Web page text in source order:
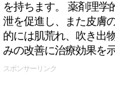
を持ちます。 薬剤理学
泄を促進し、また皮膚
的には肌荒れ、吹き出
みの改善に治療効果を
スポンサーリンク